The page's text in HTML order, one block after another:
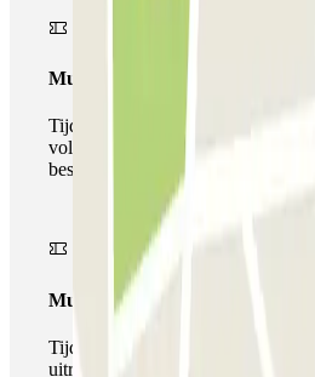
Multiparking pass
Tijdens uw verblijf kunt u gebruik
volledige netwerk van
beschikbaar bij Parclick.
Multipass
Tijdens je verblijf kun je de
uitrijden als je wilt.